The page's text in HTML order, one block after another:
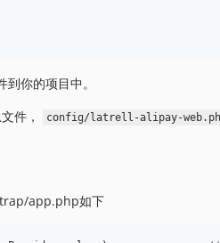
你的项目中。
件， config/latrell-alipay-
app.php如下